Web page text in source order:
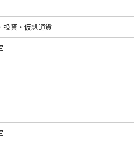
投資・仮想通貨